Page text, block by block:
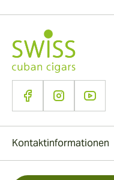
Kontaktinformationen